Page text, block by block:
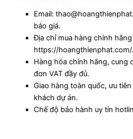
Email:
báo giá.
Địa chỉ mua hàng chính
https://hoangthienphat.com/.
Hàng hóa chính hãng, cung
đơn VAT đầy đủ.
Giao hàng toàn quốc, ưu
khách dự án.
Chế độ bảo hành uy tín